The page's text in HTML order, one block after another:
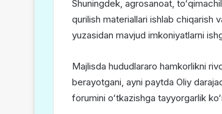
Shuningdek, agrosanoat,
qurilish materiallari ishlab chiqarish
yuzasidan mavjud imkoniyatlarni
Majlisda hududlararo hamkorlikni
berayotgani, ayni paytda Oliy
forumini oʻtkazishga tayyorgarlik